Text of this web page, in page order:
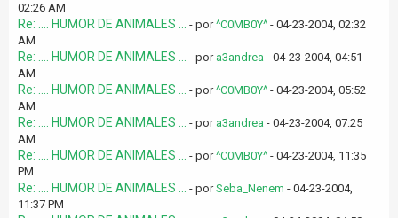
02:26 AM
Re: .... HUMOR DE ANIMALES ... - por^C0MB0Y^ - 04-23-2004, 02:32
AM
Re: .... HUMOR DE ANIMALES ... - por a3andrea - 04-23-2004, 04:51
AM
Re: .... HUMOR DE ANIMALES ... - por^C0MB0Y^ - 04-23-2004, 05:52
AM
Re: .... HUMOR DE ANIMALES ... - por a3andrea - 04-23-2004, 07:25
AM
Re: .... HUMOR DE ANIMALES ... - por^C0MB0Y^ - 04-23-2004, 11:35
PM
Re: .... HUMOR DE ANIMALES ... - porSeba_Nenem - 04-23-2004,
11:37 PM